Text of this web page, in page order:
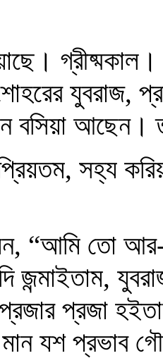
গ্রীষ্মকাল।
যুবরাজ,
বসিয়া আছেন।
সহ্য
“আমি তো
জন্মাইতাম,
প্রজা
যশ প্রভাব